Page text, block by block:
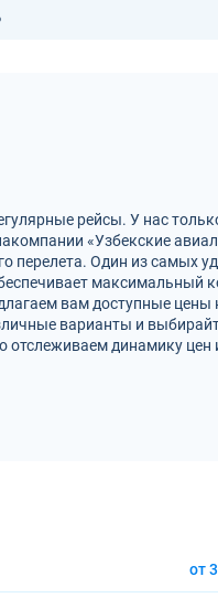
рейсы. У нас
«Узбекские
перелета. Один из самых
максимальный
вам доступные цены
варианты и
динамику цен
от